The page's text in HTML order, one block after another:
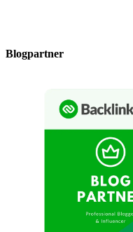
Blogpartner